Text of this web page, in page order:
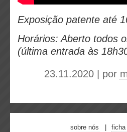
Exposição patente até
Horários: Aberto todos
(última entrada às
23.11.2020 | por
sobre nós ficha